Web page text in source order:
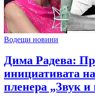
Водещи новини
Дима Радева:
инициативата
пленера „Звук и